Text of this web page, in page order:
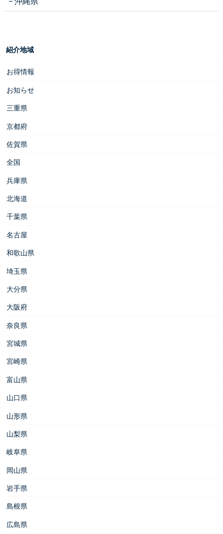
紹介地域
お得情報
お知らせ
三重県
京都府
佐賀県
全国
兵庫県
北海道
千葉県
名古屋
和歌山県
埼玉県
大分県
大阪府
奈良県
宮城県
宮崎県
富山県
山口県
山形県
山梨県
岐阜県
岡山県
岩手県
島根県
広島県